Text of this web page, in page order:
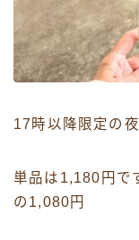
17時以降限定の
単品は1,180円で
の1,080円